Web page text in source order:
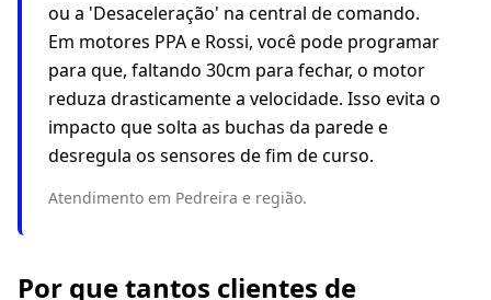
ou a 'Desaceleração' na central de comando.
Em motores PPA e Rossi, você pode programar
para que, faltando 30cm para fechar, o motor
reduza drasticamente a velocidade. Isso evita o
impacto que solta as buchas da parede e
desregula os sensores de fim de curso.
Atendimento em Pedreira e região.
Por que tantos clientes de